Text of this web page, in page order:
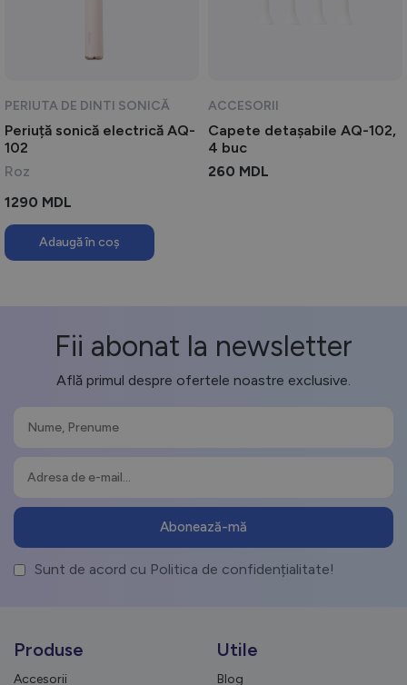
PERIUTA DE DINTI SONICĂ
Periuță sonică electrică AQ-
102
Roz
1290 MDL
Adaugă în coș
ACCESORII
Capete detașabile AQ-102,
4 buc
260 MDL
Fii abonat la newsletter
Află primul despre ofertele noastre exclusive.
Sunt de acord cu Politica de confidențialitate!
Produse
Accesorii
Utile
Blog